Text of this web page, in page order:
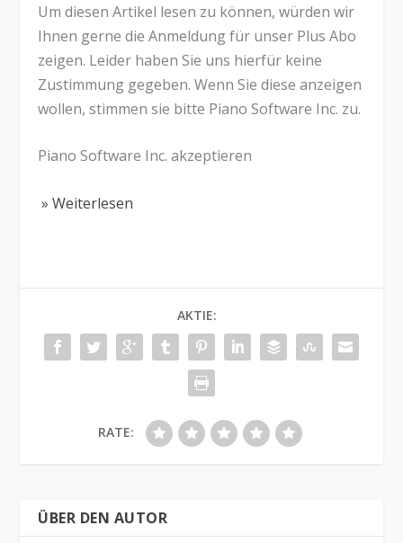
Um diesen Artikel lesen zu können, würden wir
Ihnen gerne die Anmeldung für unser Plus Abo
zeigen. Leider haben Sie uns hierfür keine
Zustimmung gegeben. Wenn Sie diese anzeigen
wollen, stimmen sie bitte Piano Software Inc. zu.
Piano Software Inc. akzeptieren
» Weiterlesen
AKTIE:
RATE:
ÜBER DEN AUTOR